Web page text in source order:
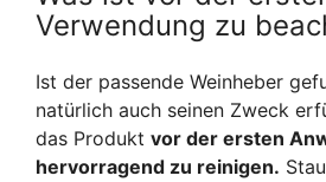
Verwendung zu
Ist der passende Weinheber
natürlich auch seinen Zweck
das Produkt vor der ersten
hervorragend zu reinigen.